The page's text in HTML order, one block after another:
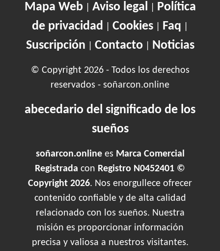
Mapa Web| Aviso legal
Política
de privacidad
Cookies Faq
Suscripción Contacto| Noticias
© Copyright 2026 - Todos los derechos
reservados - soñarcon.online
abecedario del significado de los
sueños
soñarcon.onlinees Marca Comercial
Registrada con Registro N0452401 ©
Copyright 2026. Nos enorgullece ofrecer
contenido confiable y de alta calidad
relacionado con los sueños. Nuestra
misión es proporcionar información
precisa y valiosa a nuestros visitantes.